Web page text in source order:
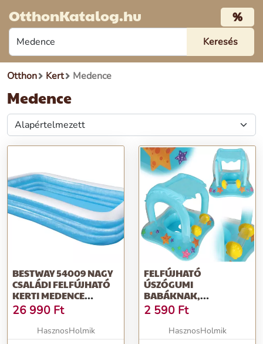
OtthonKatalog.hu %
Otthon Kert Medence
Medence
BESTWAY 54009 NAGY
CSALÁDI FELFÚJHATÓ
KERTI MEDENCE
305X183X56
26 990 Ft
HasznosHolmik
FELFÚJHATÓ
ÚSZÓGUMI
BABÁKNAK,
BALDACHINOS
TETŐVEL
2 590 Ft
HasznosHolmik